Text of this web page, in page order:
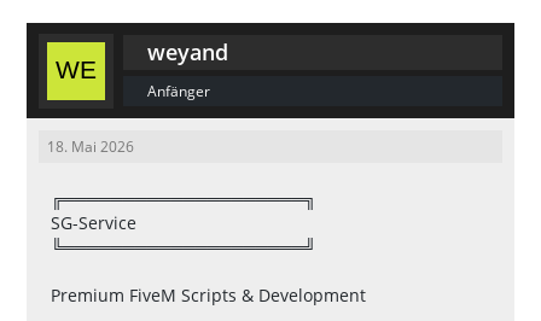
weyand
Anfänger
18. Mai 2026
╔════════════════════╗
SG-Service
╚════════════════════╝
Premium FiveM Scripts & Development